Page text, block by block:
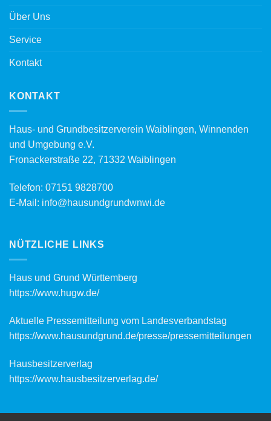
Über Uns
Service
Kontakt
KONTAKT
Haus- und Grundbesitzerverein Waiblingen, Winnenden
und Umgebung e.V.
Fronackerstraße 22, 71332 Waiblingen
Telefon: 07151 9828700
E-Mail: info@hausundgrundwnwi.de
NÜTZLICHE LINKS
Haus und Grund Württemberg
https://www.hugw.de/
Aktuelle Pressemitteilung vom Landesverbandstag
https://www.hausundgrund.de/presse/pressemitteilungen
Hausbesitzerverlag
https://www.hausbesitzerverlag.de/